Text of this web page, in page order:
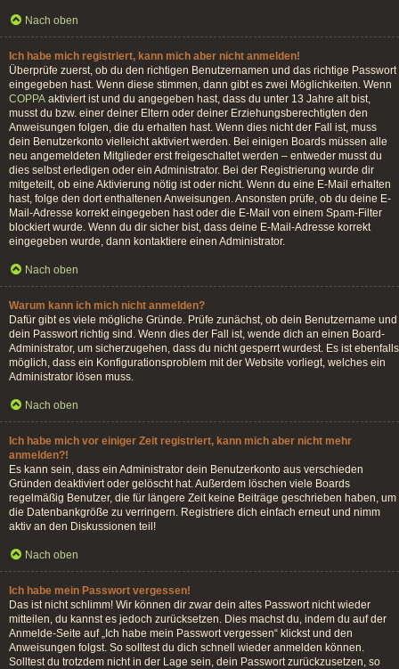
Nach oben
Ich habe mich registriert, kann mich aber nicht anmelden!
Überprüfe zuerst, ob du den richtigen Benutzernamen und das richtige Passwort
eingegeben hast. Wenn diese stimmen, dann gibt es zwei Möglichkeiten. Wenn
COPPA aktiviert ist und du angegeben hast, dass du unter 13 Jahre alt bist,
musst du bzw. einer deiner Eltern oder deiner Erziehungsberechtigten den
Anweisungen folgen, die du erhalten hast. Wenn dies nicht der Fall ist, muss
dein Benutzerkonto vielleicht aktiviert werden. Bei einigen Boards müssen alle
neu angemeldeten Mitglieder erst freigeschaltet werden – entweder musst du
dies selbst erledigen oder ein Administrator. Bei der Registrierung wurde dir
mitgeteilt, ob eine Aktivierung nötig ist oder nicht. Wenn du eine E-Mail erhalten
hast, folge den dort enthaltenen Anweisungen. Ansonsten prüfe, ob du deine E-
Mail-Adresse korrekt eingegeben hast oder die E-Mail von einem Spam-Filter
blockiert wurde. Wenn du dir sicher bist, dass deine E-Mail-Adresse korrekt
eingegeben wurde, dann kontaktiere einen Administrator.
Nach oben
Warum kann ich mich nicht anmelden?
Dafür gibt es viele mögliche Gründe. Prüfe zunächst, ob dein Benutzername und
dein Passwort richtig sind. Wenn dies der Fall ist, wende dich an einen Board-
Administrator, um sicherzugehen, dass du nicht gesperrt wurdest. Es ist ebenfalls
möglich, dass ein Konfigurationsproblem mit der Website vorliegt, welches ein
Administrator lösen muss.
Nach oben
Ich habe mich vor einiger Zeit registriert, kann mich aber nicht mehr
anmelden?!
Es kann sein, dass ein Administrator dein Benutzerkonto aus verschieden
Gründen deaktiviert oder gelöscht hat. Außerdem löschen viele Boards
regelmäßig Benutzer, die für längere Zeit keine Beiträge geschrieben haben, um
die Datenbankgröße zu verringern. Registriere dich einfach erneut und nimm
aktiv an den Diskussionen teil!
Nach oben
Ich habe mein Passwort vergessen!
Das ist nicht schlimm! Wir können dir zwar dein altes Passwort nicht wieder
mitteilen, du kannst es jedoch zurücksetzen. Dies machst du, indem du auf der
Anmelde-Seite auf „Ich habe mein Passwort vergessen“ klickst und den
Anweisungen folgst. So solltest du dich schnell wieder anmelden können.
Solltest du trotzdem nicht in der Lage sein, dein Passwort zurückzusetzen, so